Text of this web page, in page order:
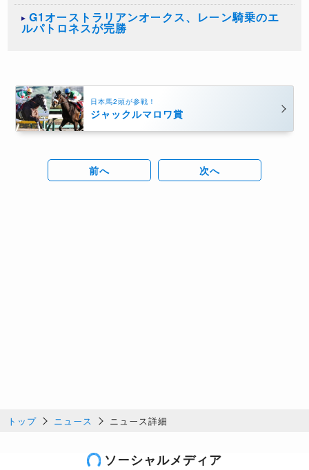
G1オーストラリアンオークス、レーン騎乗のエ
ルパトロネスが完勝
日本馬2頭が参戦！
ジャックルマロワ賞
前へ 次へ
トップ ニュース ニュース詳細
ソーシャルメディア